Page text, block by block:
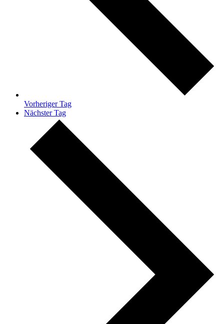
Vorheriger Tag
Nächster Tag